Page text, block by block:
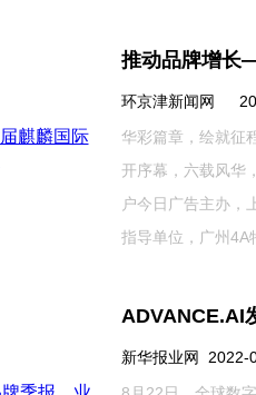
推动品牌增长
环京津新闻网
华彩篇章，绘就征
开序幕，六载风华
户今日广告主办，
指导单位，广州4A
ADVANCE.AI
新华报业网 2022-